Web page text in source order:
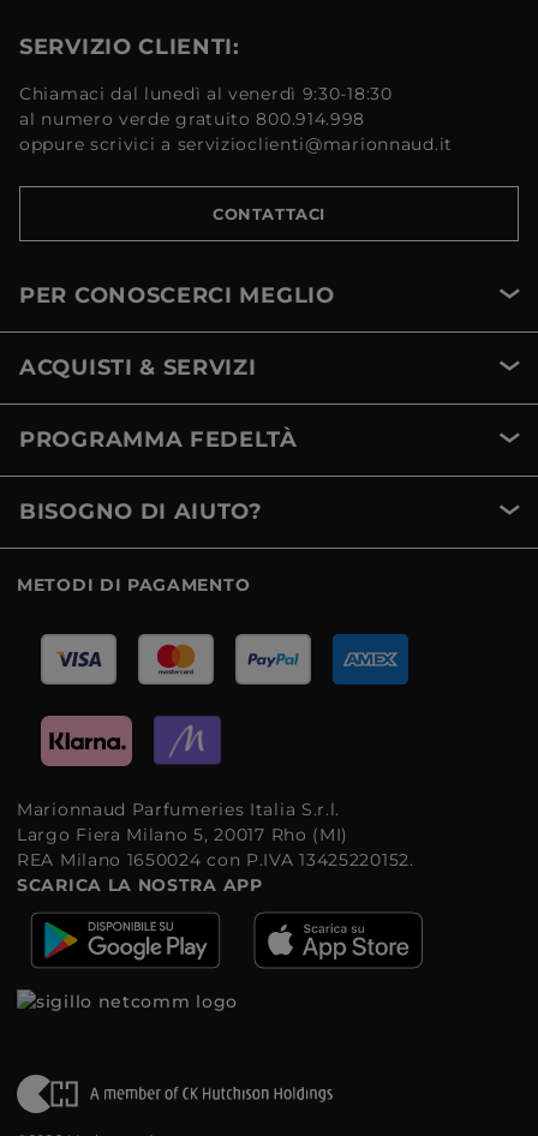
SERVIZIO CLIENTI:
Chiamaci dal lunedì al venerdì 9:30-18:30
al numero verde gratuito 800.914.998
oppure scrivici a servizioclienti@marionnaud.it
CONTATTACI
PER CONOSCERCI MEGLIO
ACQUISTI & SERVIZI
PROGRAMMA FEDELTÀ
BISOGNO DI AIUTO?
METODI DI PAGAMENTO
Marionnaud Parfumeries Italia S.r.l.
Largo Fiera Milano 5, 20017 Rho (MI)
REA Milano 1650024 con P.IVA 13425220152.
SCARICA LA NOSTRA APP